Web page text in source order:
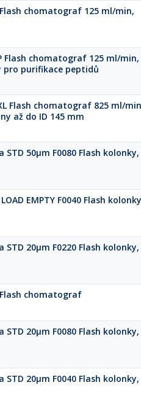
chomatograf 125 ml/min,
Flash chomatograf 125 ml/min,
pro purifikace peptidů
Flash chomatograf 825 ml/
až do ID 145 mm
STD 50µm F0080 Flash kolonky,
EMPTY F0040 Flash
STD 20µm F0220 Flash kolonky,
chomatograf
STD 20µm F0080 Flash kolonky,
STD 20µm F0040 Flash kolonky,